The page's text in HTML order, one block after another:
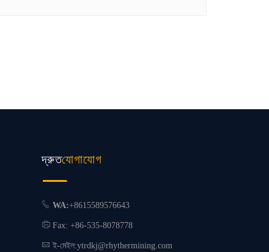
দ্রুতযোগাযোগ
WA:+8615589576643
Fax: +86-535-8078778
ই-মেইল:ytrdkj@rhythermining.com